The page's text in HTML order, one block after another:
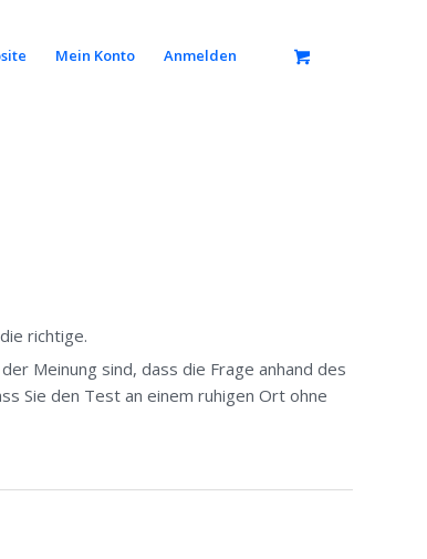
Mein Konto Anmelden
richtige.
Meinung sind, dass die Frage anhand des
Sie den Test an einem ruhigen Ort ohne